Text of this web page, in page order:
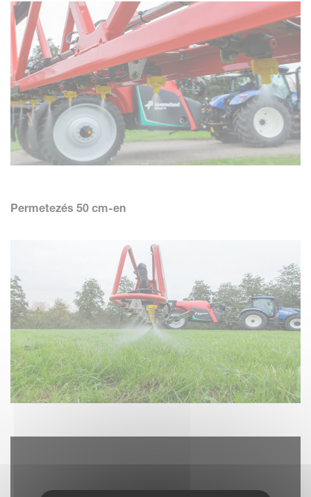
Permetezés 50 cm-en